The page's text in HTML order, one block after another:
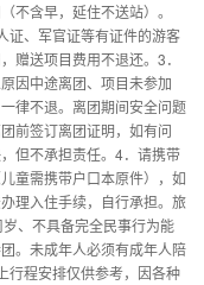
不含早，延住不送站）。
证、军官证等有证件的游客
赠送项目费用不退还。3．
因中途离团、项目未参加
一律不退。离团期间安全问题
前签订离团证明，如有问
但不承担责任。4．请携带
童需携带户口本原件），如
理入住手续，自行承担。旅
、不具备完全民事行为能
。未成年人必须有成年人陪
行程安排仅供参考，因各种